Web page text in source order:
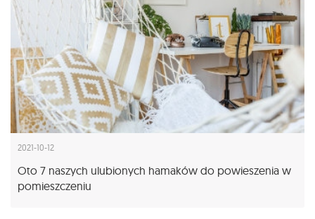
2021-10-12
Oto 7 naszych ulubionych hamaków do powieszenia w
pomieszczeniu